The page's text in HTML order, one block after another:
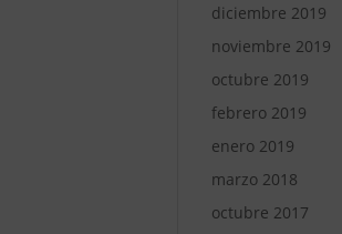
diciembre 2019
noviembre 2019
octubre 2019
febrero 2019
enero 2019
marzo 2018
octubre 2017